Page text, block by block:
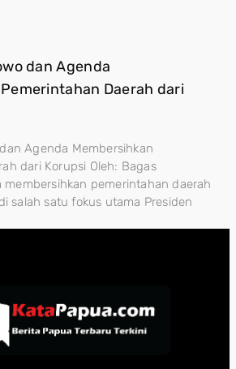
dan Agenda
Daerah dari
Agenda Membersihkan
dari Korupsi Oleh: Bagas
membersihkan pemerintahan daerah
salah satu fokus utama Presiden